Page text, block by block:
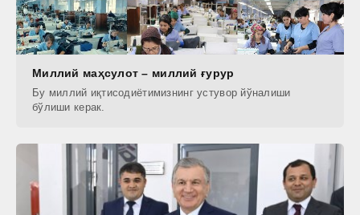
Миллий маҳсулот – миллий ғурур
Бу миллий иқтисодиётимизнинг устувор йўналиши
бўлиши керак.